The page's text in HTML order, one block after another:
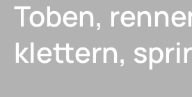
Toben,
klettern,